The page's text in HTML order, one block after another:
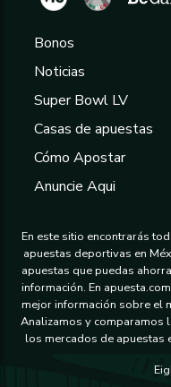
Bonos
Noticias
Super Bowl LV
Casas de apuestas
Cómo Apostar
Anuncie Aqui
En este sitio encontrarás
apuestas deportivas en
apuestas que puedas
información. En
mejor información sobre el
Analizamos y comparamos
los mercados de apuestas